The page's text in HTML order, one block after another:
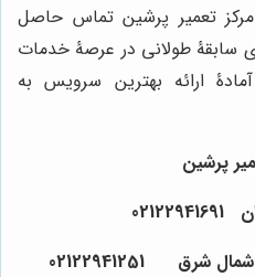
تعمیر پرشین تماس حاصل
سابقۀ طولانی در عرصۀ خدمات
آمادۀ ارائه بهترین سرویس به
پرشین
02122941251